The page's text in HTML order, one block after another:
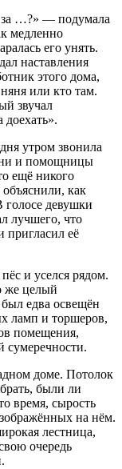
за …?» — подумала
медленно
его унять.
наставления
этого дома,
или кто там.
звучал
доехать».
утром звонила
и помощницы
ещё никого
как
голосе девушки
лучшего, что
пригласил её
и уселся рядом.
же целый
едва освещён
ламп и торшеров,
помещения,
сумеречности.
доме. Потолок
были ли
время, сырость
на нём.
лестница,
очередь